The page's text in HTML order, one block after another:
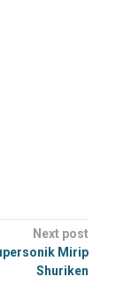
Next post
Mirip
Shuriken